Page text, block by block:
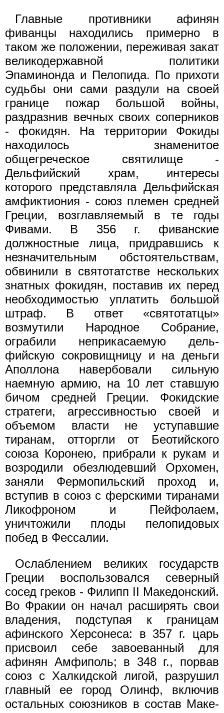
Главные противники афинян
фиванцы находились примерно в
таком же положении, переживая закат
великодержавной политики
Эпаминонда и Пелопида. По прихоти
судьбы они сами раздули на своей
границе пожар большой войны,
раздразнив вечных своих со­перников
- фокидян. На территории Фокиды
находилось знаменитое
общегреческое святилище -
Дельфийский храм, интересы
которого представляла Дельфийская
амфиктиония - союз племен средней
Греции, возглавляемый в те годы
Фивами. В 356 г. фиванские
должностные лица, придравшись к
незначительным обстоятельствам,
обвинили в святотатстве нескольких
знатных фокидян, поставив их перед
необходимостью уплатить большой
штраф. В ответ «святотат­цы»
возмутили Народное Собрание,
ограбили неприкасаемую дель­
фийскую сокровищницу и на деньги
Аполлона навербовали сильную
наемную армию, на 10 лет ставшую
бичом средней Греции. Фокидские
стратеги, агрессивностью своей и
объемом власти не уступавшие
тиранам, отторгли от Беотийского
союза Коронею, прибрали к рукам и
возродили обезлюдевший Орхомен,
заняли Фермопильский проход и,
вступив в союз с ферскими тиранами
Ликофроном и Пейфолаем,
уничтожили плоды пелопидовых
побед в Фессалии.
Ослаблением великих государств
Греции воспользовался се­верный
сосед греков - Филипп II Македонский.
Во Фракии он начал расширять свои
владения, подступая к границам
афинского Херсонеса: в 357 г. царь
присвоил себе завоеванный для
афинян Амфиполь; в 348 г., порвав
союз с Халкидской лигой, разрушил
глав­ный ее город Олинф, включив
остальных союзников в состав Маке­